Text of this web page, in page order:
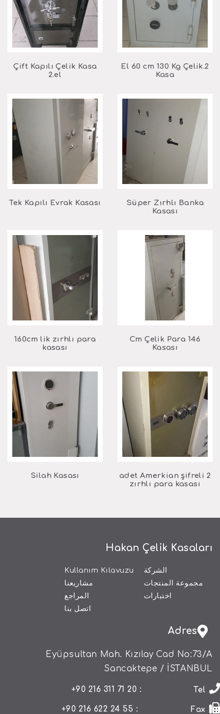
2.El 60 cm 130 Kg Çelik
Kasa
Çift Kapılı Çelik Kasa
2.el
Süper Zırhlı Banka
Kasası
Tek Kapılı Evrak Kasası
146 Cm Çelik Para
Kasası
160cm lik zırhlı para
kasası
2 adet Amerkian şifreli
zırhlı para kasası
Silah Kasası
Hakan Çelik Kasaları
الشركة
مجموعة المنتجات
اختبارات
Kullanım Kılavuzu
مشاريعنا
المراجع
اتصل بنا
Adres
Eyüpsultan Mah. Kızılay Cad No:73/A
Sancaktepe / İSTANBUL
Tel
Fax